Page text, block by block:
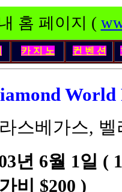
홈 페이지 (
카 지 노 컨 벤 션
World
스베가스,
년 6월 1일 (
비 $200 )